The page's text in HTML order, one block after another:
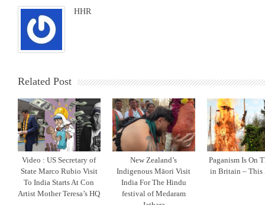
HHR
Related Post
Video : US Secretary of
State Marco Rubio Visit
To India Starts At Con
Artist Mother Teresa’s HQ
New Zealand’s
Indigenous Māori Visit
India For The Hindu
festival of Medaram
Paganism Is On
in Britain – This